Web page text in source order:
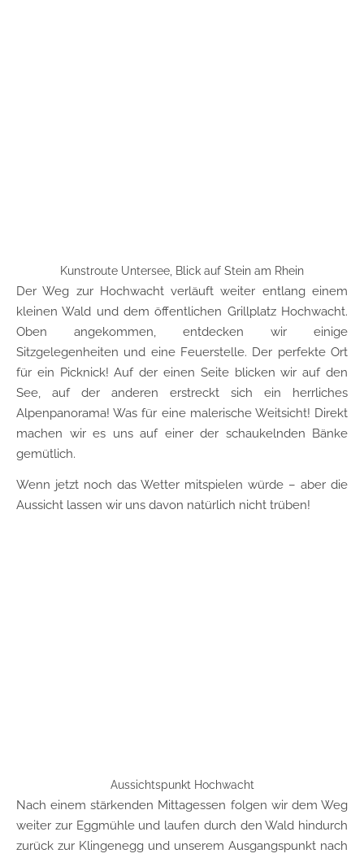
Kunstroute Untersee, Blick auf Stein am Rhein
Der Weg zur Hochwacht verläuft weiter entlang einem
kleinen Wald und dem öffentlichen Grillplatz Hochwacht.
Oben angekommen, entdecken wir einige
Sitzgelegenheiten und eine Feuerstelle. Der perfekte Ort
für ein Picknick! Auf der einen Seite blicken wir auf den
See, auf der anderen erstreckt sich ein herrliches
Alpenpanorama! Was für eine malerische Weitsicht! Direkt
machen wir es uns auf einer der schaukelnden Bänke
gemütlich.
Wenn jetzt noch das Wetter mitspielen würde – aber die
Aussicht lassen wir uns davon natürlich nicht trüben!
Aussichtspunkt Hochwacht
Nach einem stärkenden Mittagessen folgen wir dem Weg
weiter zur Eggmühle und laufen durch den Wald hindurch
zurück zur Klingenegg und unserem Ausgangspunkt nach